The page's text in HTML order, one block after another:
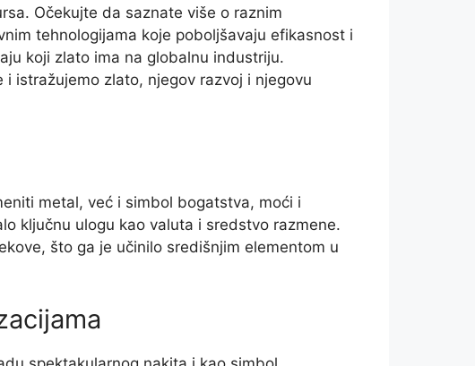
Očekujte da saznate više o raznim
tehnologijama koje poboljšavaju efikasnost i
koji zlato ima na globalnu industriju.
istražujemo zlato, njegov razvoj i njegovu
metal, već i simbol bogatstva, moći i
ključnu ulogu kao valuta i sredstvo razmene.
što ga je učinilo središnjim elementom u